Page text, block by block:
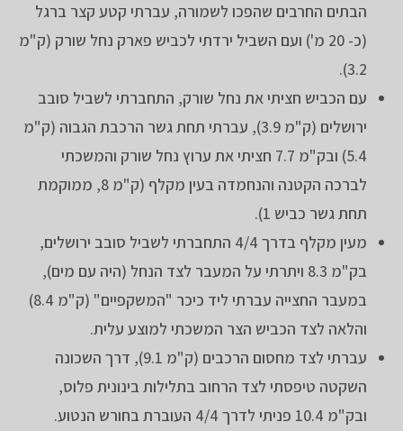
הבתים החרבים שהפכו לשמורה, עברתי קטע קצר ברגל
(כ- 20 מ') ועם השביל ירדתי לכביש פארק נחל שורק (ק"מ
3.2).
עם הכביש חציתי את נחל שורק, התחברתי לשביל סובב
ירושלים (ק"מ 3.9), עברתי תחת גשר הרכבת הגבוה (ק"מ
5.4) ובק"מ 7.7 חציתי את ערוץ נחל שורק והמשכתי
לברכה הקטנה והנחמדה בעין מקלף (ק"מ 8, ממוקמת
תחת גשר כביש 1).
מעין מקלף בדרך 4/4 התחברתי לשביל סובב ירושלים,
בק"מ 8.3 ויתרתי על המעבר לצד הנחל (היה עם מים),
במעבר החצייה עברתי ליד כיכר "המשקפיים" (ק"מ 8.4)
והלאה לצד הכביש הצר המשכתי למוצע עלית.
עברתי לצד מחסום הרכבים (ק"מ 9.1), דרך השכונה
השקטה טיפסתי לצד הרחוב בתלילות בינונית פלוס,
ובק"מ 10.4 פניתי לדרך 4/4 העוברת בחורש הנטוע.